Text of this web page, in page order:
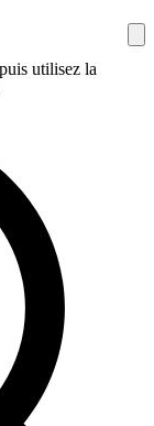
utilisez la